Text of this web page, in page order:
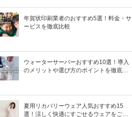
年賀状印刷業者のおすすめ5選！料金・サ
ービスを徹底比較
ウォーターサーバーおすすめ10選！導入
のメリットや選び方のポイントを徹底解
夏用リカバリーウェア人気おすすめ15
選！涼しく快適にすごせるウェアをご紹